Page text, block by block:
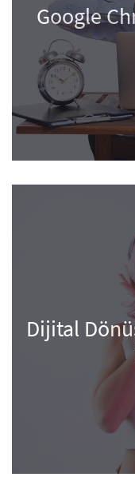
Google
Dijital